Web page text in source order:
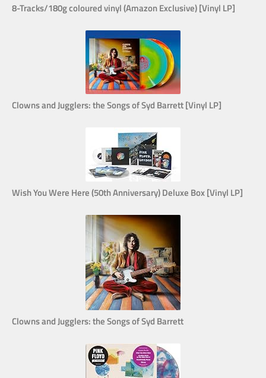
8-Tracks/180g coloured vinyl (Amazon Exclusive) [Vinyl LP]
Clowns and Jugglers: the Songs of Syd Barrett [Vinyl LP]
Wish You Were Here (50th Anniversary) Deluxe Box [Vinyl LP]
Clowns and Jugglers: the Songs of Syd Barrett